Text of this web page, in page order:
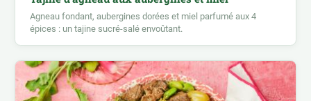
Agneau fondant, aubergines dorées et miel parfumé aux 4
épices : un tajine sucré-salé envoûtant.